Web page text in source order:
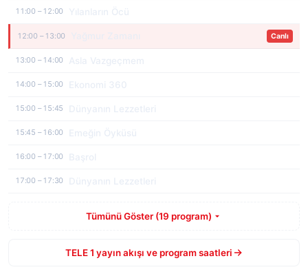
11:00 – 12:00
12:00 – 13:00 Canlı
13:00 – 14:00
14:00 – 15:00
15:00 – 15:45
15:45 – 16:00
16:00 – 17:00
17:00 – 17:30
Tümünü Göster (19 program)
TELE 1 yayın akışı ve program saatleri